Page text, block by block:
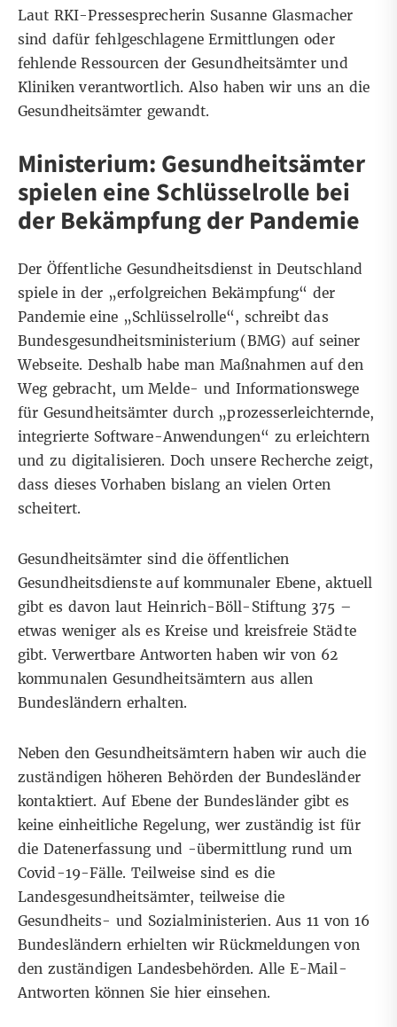
Laut RKI-Pressesprecherin Susanne Glasmacher
sind dafür fehlgeschlagene Ermittlungen oder
fehlende Ressourcen der Gesundheitsämter und
Kliniken verantwortlich. Also haben wir uns an die
Gesundheitsämter gewandt.
Ministerium: Gesundheitsämter
spielen eine Schlüsselrolle bei
der Bekämpfung der Pandemie
Der Öffentliche Gesundheitsdienst in Deutschland
spiele in der „erfolgreichen Bekämpfung“ der
Pandemie eine „Schlüsselrolle“, schreibt das
Bundesgesundheitsministerium (BMG) auf seiner
Webseite. Deshalb habe man Maßnahmen auf den
Weg gebracht, um Melde- und Informationswege
für Gesundheitsämter durch „prozesserleichternde,
integrierte Software-Anwendungen“ zu erleichtern
und zu digitalisieren. Doch unsere Recherche zeigt,
dass dieses Vorhaben bislang an vielen Orten
scheitert.
Gesundheitsämter sind die öffentlichen
Gesundheitsdienste auf kommunaler Ebene, aktuell
gibt es davon laut Heinrich-Böll-Stiftung 375 –
etwas weniger als es Kreise und kreisfreie Städte
gibt. Verwertbare Antworten haben wir von 62
kommunalen Gesundheitsämtern aus allen
Bundesländern erhalten.
Neben den Gesundheitsämtern haben wir auch die
zuständigen höheren Behörden der Bundesländer
kontaktiert. Auf Ebene der Bundesländer gibt es
keine einheitliche Regelung, wer zuständig ist für
die Datenerfassung und -übermittlung rund um
Covid-19-Fälle. Teilweise sind es die
Landesgesundheitsämter, teilweise die
Gesundheits- und Sozialministerien. Aus 11 von 16
Bundesländern erhielten wir Rückmeldungen von
den zuständigen Landesbehörden.Alle E-Mail-
Antworten können Sie hier einsehen.